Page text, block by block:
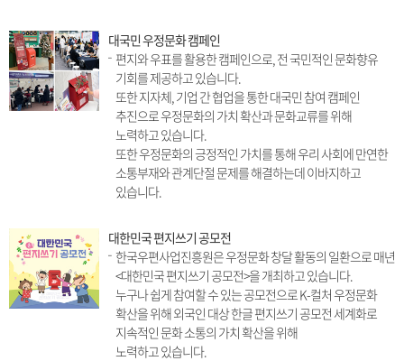
대국민 우정문화 캠페인
편지와 우표를 활용한 캠페인으로, 전 국민적인 문화향유
기회를 제공하고 있습니다.
또한 지자체, 기업 간 협업을 통한 대국민 참여 캠페인
추진으로 우정문화의 가치 확산과 문화교류를 위해
노력하고 있습니다.
또한 우정문화의 긍정적인 가치를 통해 우리 사회에 만연한
소통부재와 관계단절 문제를 해결하는데 이바지하고
있습니다.
대한민국 편지쓰기 공모전
한국우편사업진흥원은 우정문화 창달 활동의 일환으로 매년
<대한민국 편지쓰기 공모전>을 개최하고 있습니다.
누구나 쉽게 참여할 수 있는 공모전으로 K-컬처 우정문화
확산을 위해 외국인 대상 한글 편지쓰기 공모전 세계화로
지속적인 문화 소통의 가치 확산을 위해
노력하고 있습니다.